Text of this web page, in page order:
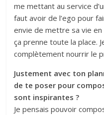
me mettant au service
faut avoir de l’ego pour
envie de mettre sa vie en
ça prenne toute la place.
complètement nourrir le
Justement avec ton
de te poser pour
sont inspirantes ?
Je pensais pouvoir